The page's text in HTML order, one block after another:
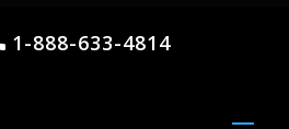
1-888-633-4814